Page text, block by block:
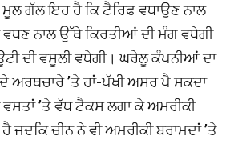
ਗੱਲ ਇਹ ਹੈ ਕਿ ਟੈਰਿਫ ਵਧਾਉਣ ਨਾਲ
ਨਾਲ ਉੱਥੇ ਕਿਰਤੀਆਂ ਦੀ ਮੰਗ ਵਧੇਗੀ
ਦੀ ਵਸੂਲੀ ਵਧੇਗੀ। ਘਰੇਲੂ ਕੰਪਨੀਆਂ ਦਾ
ਅਰਥਚਾਰੇ ’ਤੇ ਹਾਂ-ਪੱਖੀ ਅਸਰ ਪੈ ਸਕਦਾ
’ਤੇ ਵੱਧ ਟੈਕਸ ਲਗਾ ਕੇ ਅਮਰੀਕੀ
ਚੀਨ ਨੇ ਵੀ ਅਮਰੀਕੀ ਬਰਾਮਦਾਂ ’ਤੇ